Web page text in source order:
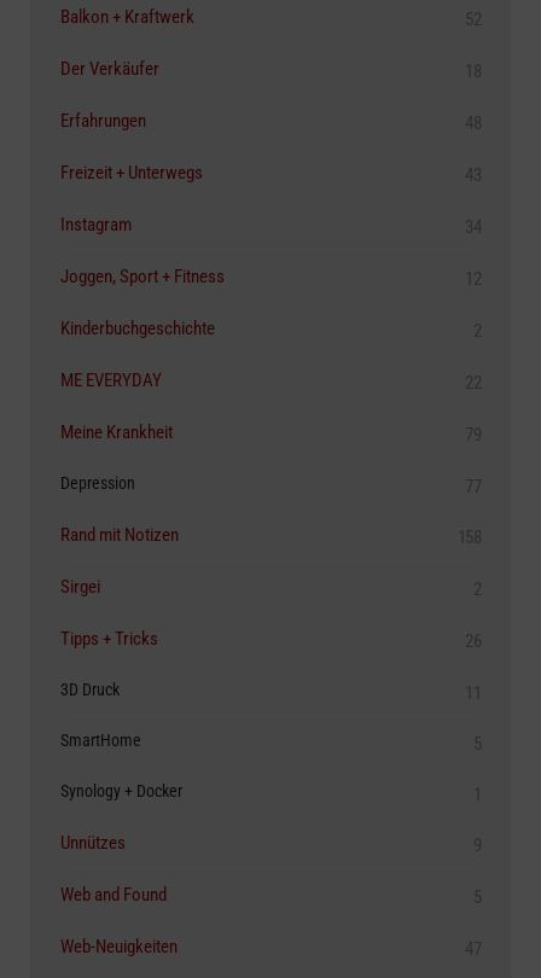
Balkon + Kraftwerk 52
Der Verkäufer 18
Erfahrungen 48
Freizeit + Unterwegs 43
Instagram 34
Joggen, Sport + Fitness 12
Kinderbuchgeschichte 2
ME EVERYDAY 22
Meine Krankheit 79
Depression 77
Rand mit Notizen 158
Sirgei 2
Tipps + Tricks 26
3D Druck 11
SmartHome 5
Synology + Docker 1
Unnützes 9
Web and Found 5
Web-Neuigkeiten 47